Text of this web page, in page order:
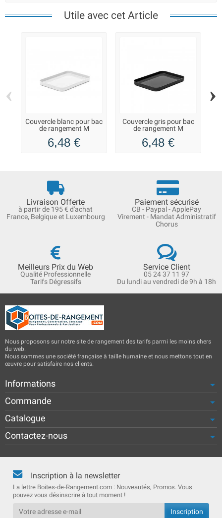
Utile avec cet Article
Couvercle blanc pour bac
de rangement M
6,48 €
Couvercle gris pour bac
de rangement M
6,48 €
‹ ›
Livraison Offerte
à partir de 195 € d'achat
France, Belgique et Luxembourg
Paiement sécurisé
CB - Paypal - ApplePay
Virement - Mandat Administratif
Chorus
Meilleurs Prix du Web
Qualité Professionnelle
Tarifs Dégressifs
Service Client
05 24 37 11 97
Du lundi au vendredi de 9h à 18h
Nous proposons sur notre site de rangement des tarifs parmi les moins chers
du web.
Nous sommes une société française à taille humaine et nous mettons tout en
œuvre pour satisfaire nos clients.
Informations
Commande
Catalogue
Contactez-nous
Inscription à la newsletter
La lettre Boites-de-Rangement.com : Nouveautés, Promos. Vous
pouvez vous désinscrire à tout moment !